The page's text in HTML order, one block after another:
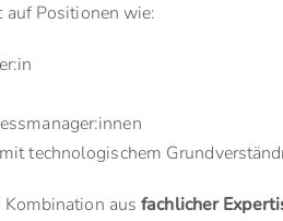
auf Positionen wie:
technologischem
Kombination ausfachlicher